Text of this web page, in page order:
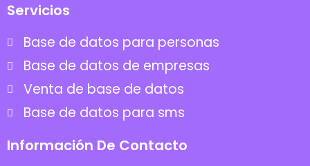
Servicios
Base de datos para personas
Base de datos de empresas
Venta de base de datos
Base de datos para sms
Información De Contacto